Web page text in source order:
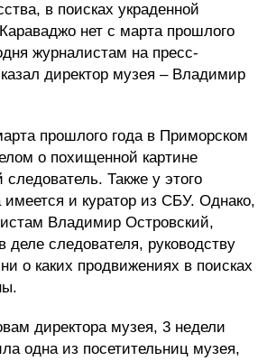
в поисках украденной
нет с марта прошлого
журналистам на пресс-
директор музея – Владимир
прошлого года в Приморском
о похищенной картине
следователь. Также у этого
имеется и куратор из СБУ. Однако,
Владимир Островский,
следователя, руководству
о каких продвижениях в поисках
директора музея, 3 недели
одна из посетительниц музея,